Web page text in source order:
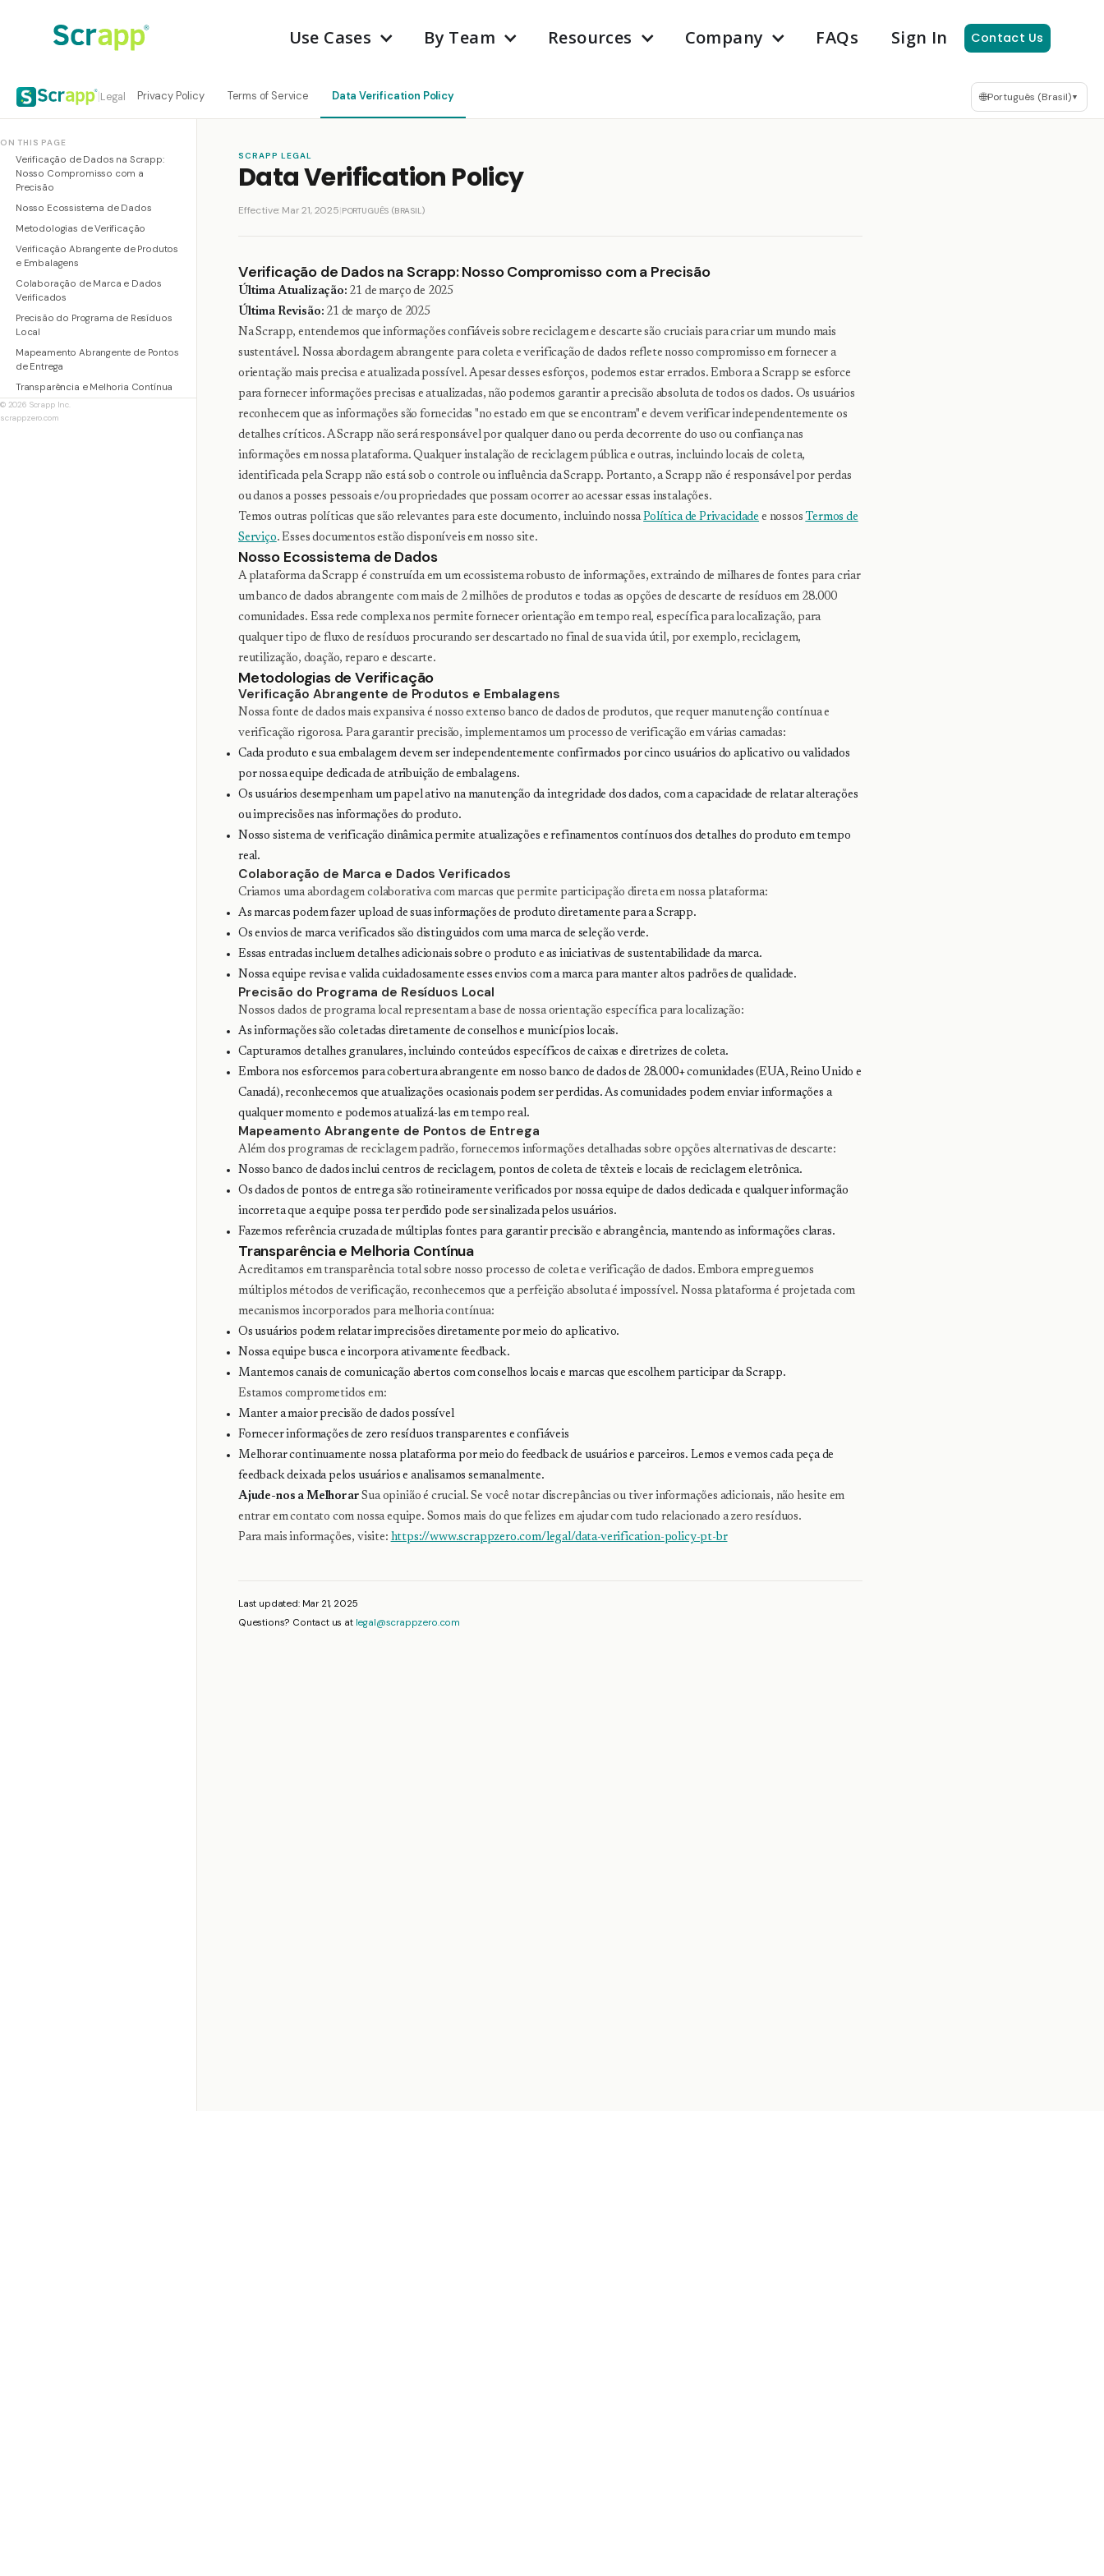
Use Cases By Team Resources Company FAQs Sign In Contact Us
Legal Privacy Policy Terms of Service Data Verification Policy 🌐Português (Brasil)▼
ON THIS PAGE
Verificação de Dados na Scrapp:
Nosso Compromisso com a
Precisão
Nosso Ecossistema de Dados
Metodologias de Verificação
Verificação Abrangente de Produtos
e Embalagens
Colaboração de Marca e Dados
Verificados
Precisão do Programa de Resíduos
Local
Mapeamento Abrangente de Pontos
de Entrega
Transparência e Melhoria Contínua
© 2026 Scrapp Inc.
scrappzero.com
SCRAPP LEGAL
Data Verification Policy
Effective: Mar 21, 2025|PORTUGUÊS (BRASIL)
Verificação de Dados na Scrapp: Nosso Compromisso com a Precisão
Última Atualização: 21 de março de 2025
Última Revisão: 21 de março de 2025
Na Scrapp, entendemos que informações confiáveis sobre reciclagem e descarte são cruciais para criar um mundo mais
sustentável. Nossa abordagem abrangente para coleta e verificação de dados reflete nosso compromisso em fornecer a
orientação mais precisa e atualizada possível. Apesar desses esforços, podemos estar errados. Embora a Scrapp se esforce
para fornecer informações precisas e atualizadas, não podemos garantir a precisão absoluta de todos os dados. Os usuários
reconhecem que as informações são fornecidas "no estado em que se encontram" e devem verificar independentemente os
detalhes críticos. A Scrapp não será responsável por qualquer dano ou perda decorrente do uso ou confiança nas
informações em nossa plataforma. Qualquer instalação de reciclagem pública e outras, incluindo locais de coleta,
identificada pela Scrapp não está sob o controle ou influência da Scrapp. Portanto, a Scrapp não é responsável por perdas
ou danos a posses pessoais e/ou propriedades que possam ocorrer ao acessar essas instalações.
Temos outras políticas que são relevantes para este documento, incluindo nossaPolítica de Privacidade e nossosTermos de
Serviço. Esses documentos estão disponíveis em nosso site.
Nosso Ecossistema de Dados
A plataforma da Scrapp é construída em um ecossistema robusto de informações, extraindo de milhares de fontes para criar
um banco de dados abrangente com mais de 2 milhões de produtos e todas as opções de descarte de resíduos em 28.000
comunidades. Essa rede complexa nos permite fornecer orientação em tempo real, específica para localização, para
qualquer tipo de fluxo de resíduos procurando ser descartado no final de sua vida útil, por exemplo, reciclagem,
reutilização, doação, reparo e descarte.
Metodologias de Verificação
Verificação Abrangente de Produtos e Embalagens
Nossa fonte de dados mais expansiva é nosso extenso banco de dados de produtos, que requer manutenção contínua e
verificação rigorosa. Para garantir precisão, implementamos um processo de verificação em várias camadas:
Cada produto e sua embalagem devem ser independentemente confirmados por cinco usuários do aplicativo ou validados
por nossa equipe dedicada de atribuição de embalagens.
Os usuários desempenham um papel ativo na manutenção da integridade dos dados, com a capacidade de relatar alterações
ou imprecisões nas informações do produto.
Nosso sistema de verificação dinâmica permite atualizações e refinamentos contínuos dos detalhes do produto em tempo
real.
Colaboração de Marca e Dados Verificados
Criamos uma abordagem colaborativa com marcas que permite participação direta em nossa plataforma:
As marcas podem fazer upload de suas informações de produto diretamente para a Scrapp.
Os envios de marca verificados são distinguidos com uma marca de seleção verde.
Essas entradas incluem detalhes adicionais sobre o produto e as iniciativas de sustentabilidade da marca.
Nossa equipe revisa e valida cuidadosamente esses envios com a marca para manter altos padrões de qualidade.
Precisão do Programa de Resíduos Local
Nossos dados de programa local representam a base de nossa orientação específica para localização:
As informações são coletadas diretamente de conselhos e municípios locais.
Capturamos detalhes granulares, incluindo conteúdos específicos de caixas e diretrizes de coleta.
Embora nos esforcemos para cobertura abrangente em nosso banco de dados de 28.000+ comunidades (EUA, Reino Unido e
Canadá), reconhecemos que atualizações ocasionais podem ser perdidas. As comunidades podem enviar informações a
qualquer momento e podemos atualizá-las em tempo real.
Mapeamento Abrangente de Pontos de Entrega
Além dos programas de reciclagem padrão, fornecemos informações detalhadas sobre opções alternativas de descarte:
Nosso banco de dados inclui centros de reciclagem, pontos de coleta de têxteis e locais de reciclagem eletrônica.
Os dados de pontos de entrega são rotineiramente verificados por nossa equipe de dados dedicada e qualquer informação
incorreta que a equipe possa ter perdido pode ser sinalizada pelos usuários.
Fazemos referência cruzada de múltiplas fontes para garantir precisão e abrangência, mantendo as informações claras.
Transparência e Melhoria Contínua
Acreditamos em transparência total sobre nosso processo de coleta e verificação de dados. Embora empreguemos
múltiplos métodos de verificação, reconhecemos que a perfeição absoluta é impossível. Nossa plataforma é projetada com
mecanismos incorporados para melhoria contínua:
Os usuários podem relatar imprecisões diretamente por meio do aplicativo.
Nossa equipe busca e incorpora ativamente feedback.
Mantemos canais de comunicação abertos com conselhos locais e marcas que escolhem participar da Scrapp.
Estamos comprometidos em:
Manter a maior precisão de dados possível
Fornecer informações de zero resíduos transparentes e confiáveis
Melhorar continuamente nossa plataforma por meio do feedback de usuários e parceiros. Lemos e vemos cada peça de
feedback deixada pelos usuários e analisamos semanalmente.
Ajude-nos a Melhorar Sua opinião é crucial. Se você notar discrepâncias ou tiver informações adicionais, não hesite em
entrar em contato com nossa equipe. Somos mais do que felizes em ajudar com tudo relacionado a zero resíduos.
Para mais informações, visite: https://www.scrappzero.com/legal/data-verification-policy-pt-br
Last updated: Mar 21, 2025
Questions? Contact us at legal@scrappzero.com